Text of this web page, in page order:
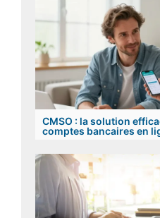
CMSO : la solution
comptes bancaires en